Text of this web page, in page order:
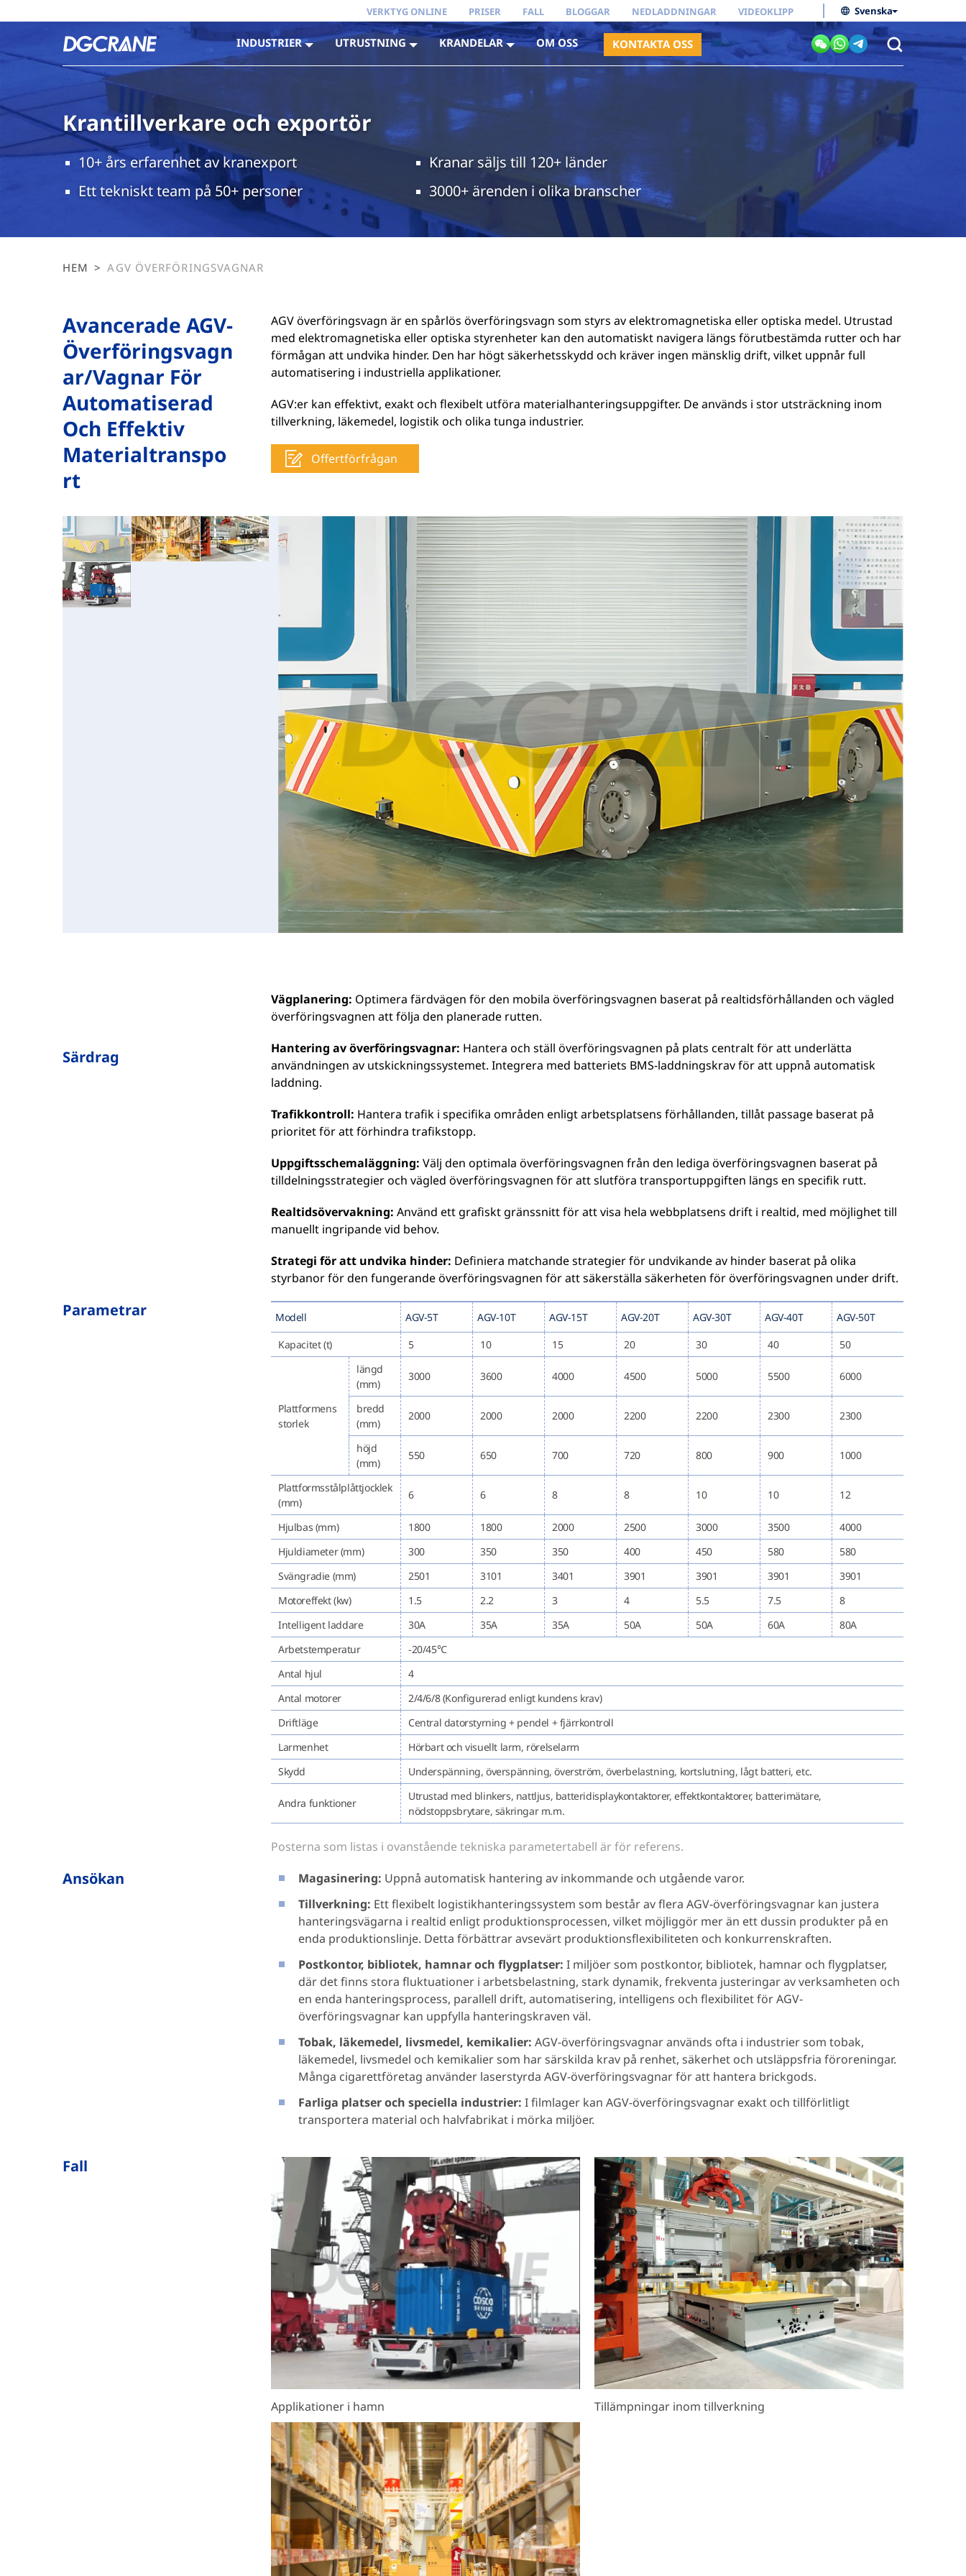
Svenska
VERKTYG ONLINE PRISER FALL BLOGGAR NEDLADDNINGAR VIDEOKLIPP
INDUSTRIER UTRUSTNING KRANDELAR OM OSS KONTAKTA OSS
Krantillverkare och exportör
10+ års erfarenhet av kranexport
Kranar säljs till 120+ länder
Ett tekniskt team på 50+ personer
3000+ ärenden i olika branscher
HEM > AGV ÖVERFÖRINGSVAGNAR
Avancerade AGV-
Överföringsvagn
Ar/vagnar För
Automatiserad
Och Effektiv
Materialtranspo
Rt
AGV överföringsvagn är en spårlös överföringsvagn som styrs av elektromagnetiska eller optiska medel. Utrustad
med elektromagnetiska eller optiska styrenheter kan den automatiskt navigera längs förutbestämda rutter och har
förmågan att undvika hinder. Den har högt säkerhetsskydd och kräver ingen mänsklig drift, vilket uppnår full
automatisering i industriella applikationer.
AGV:er kan effektivt, exakt och flexibelt utföra materialhanteringsuppgifter. De används i stor utsträckning inom
tillverkning, läkemedel, logistik och olika tunga industrier.
Offertförfrågan
Särdrag
Vägplanering: Optimera färdvägen för den mobila överföringsvagnen baserat på realtidsförhållanden och vägled
överföringsvagnen att följa den planerade rutten.
Hantering av överföringsvagnar: Hantera och ställ överföringsvagnen på plats centralt för att underlätta
användningen av utskickningssystemet. Integrera med batteriets BMS-laddningskrav för att uppnå automatisk
laddning.
Trafikkontroll: Hantera trafik i specifika områden enligt arbetsplatsens förhållanden, tillåt passage baserat på
prioritet för att förhindra trafikstopp.
Uppgiftsschemaläggning: Välj den optimala överföringsvagnen från den lediga överföringsvagnen baserat på
tilldelningsstrategier och vägled överföringsvagnen för att slutföra transportuppgiften längs en specifik rutt.
Realtidsövervakning: Använd ett grafiskt gränssnitt för att visa hela webbplatsens drift i realtid, med möjlighet till
manuellt ingripande vid behov.
Strategi för att undvika hinder: Definiera matchande strategier för undvikande av hinder baserat på olika
styrbanor för den fungerande överföringsvagnen för att säkerställa säkerheten för överföringsvagnen under drift.
Parametrar Modell AGV-5T AGV-10T AGV-15T AGV-20T AGV-30T AGV-40T
AGV-50T
Kapacitet (t)
5 10 15 20 30 40 50
Plattformens
storlek
längd
(mm)
3000 3600 4000 4500 5000 5500 6000
bredd
(mm)
2000 2000 2000 2200 2200 2300 2300
höjd
(mm)
550 650 700 720 800 900 1000
Plattformsstålplåttjocklek
(mm)
6 6 8 8 10 10 12
Hjulbas (mm) 1800 1800 2000 2500 3000 3500
4000
Hjuldiameter (mm)
300 350 350 400 450 580
580
Svängradie (mm)
2501 3101 3401 3901 3901 3901
3901
Motoreffekt (kw)
1.5 2.2 3 4 5.5 7.5
8
Intelligent laddare
30A 35A 35A 50A 50A 60A
80A
Arbetstemperatur
-20/45℃
Antal hjul
4
Antal motorer
2/4/6/8 (Konfigurerad enligt kundens krav)
Driftläge
Central datorstyrning + pendel + fjärrkontroll
Larmenhet
Hörbart och visuellt larm, rörelselarm
Skydd
Underspänning, överspänning, överström, överbelastning, kortslutning, lågt batteri, etc.
Andra funktioner
Utrustad med blinkers, nattljus, batteridisplaykontaktorer, effektkontaktorer, batterimätare,
nödstoppsbrytare, säkringar m.m.
Posterna som listas i ovanstående tekniska parametertabell är för referens.
Ansökan Magasinering: Uppnå automatisk hantering av inkommande och utgående varor.
Tillverkning: Ett flexibelt logistikhanteringssystem som består av flera AGV-överföringsvagnar kan justera
hanteringsvägarna i realtid enligt produktionsprocessen, vilket möjliggör mer än ett dussin produkter på en
enda produktionslinje. Detta förbättrar avsevärt produktionsflexibiliteten och konkurrenskraften.
Postkontor, bibliotek, hamnar och flygplatser: I miljöer som postkontor, bibliotek, hamnar och flygplatser,
där det finns stora fluktuationer i arbetsbelastning, stark dynamik, frekventa justeringar av verksamheten och
en enda hanteringsprocess, parallell drift, automatisering, intelligens och flexibilitet för AGV-
överföringsvagnar kan uppfylla hanteringskraven väl.
Tobak, läkemedel, livsmedel, kemikalier: AGV-överföringsvagnar används ofta i industrier som tobak,
läkemedel, livsmedel och kemikalier som har särskilda krav på renhet, säkerhet och utsläppsfria föroreningar.
Många cigarettföretag använder laserstyrda AGV-överföringsvagnar för att hantera brickgods.
Farliga platser och speciella industrier: I filmlager kan AGV-överföringsvagnar exakt och tillförlitligt
transportera material och halvfabrikat i mörka miljöer.
Fall
Applikationer i hamn Tillämpningar inom tillverkning